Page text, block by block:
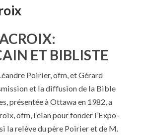
ET BIBLISTE
Poirier, ofm, et Gérard
et la diffusion de la Bible
présentée à Ottawa en 1982, a
ofm, l’élan pour fonder l’Expo-
la relève du père Poirier et de M.